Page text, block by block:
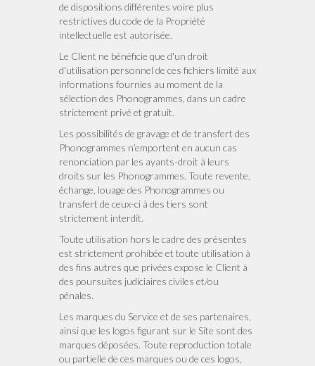
de dispositions différentes voire plus
restrictives du code de la Propriété
intellectuelle est autorisée.
Le Client ne bénéficie que d'un droit
d'utilisation personnel de ces fichiers limité aux
informations fournies au moment de la
sélection des Phonogrammes, dans un cadre
strictement privé et gratuit.
Les possibilités de gravage et de transfert des
Phonogrammes n’emportent en aucun cas
renonciation par les ayants-droit à leurs
droits sur les Phonogrammes. Toute revente,
échange, louage des Phonogrammes ou
transfert de ceux-ci à des tiers sont
strictement interdit.
Toute utilisation hors le cadre des présentes
est strictement prohibée et toute utilisation à
des fins autres que privées expose le Client à
des poursuites judiciaires civiles et/ou
pénales.
Les marques du Service et de ses partenaires,
ainsi que les logos figurant sur le Site sont des
marques déposées. Toute reproduction totale
ou partielle de ces marques ou de ces logos,